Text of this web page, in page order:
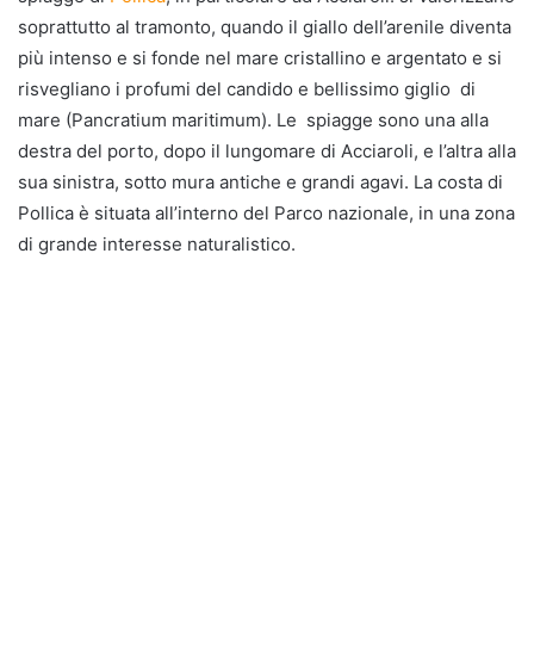
soprattutto al tramonto, quando il giallo dell’arenile diventa
più intenso e si fonde nel mare cristallino e argentato e si
risvegliano i profumi del candido e bellissimo giglio di
mare (Pancratium maritimum). Le spiagge sono una alla
destra del porto, dopo il lungomare di Acciaroli, e l’altra alla
sua sinistra, sotto mura antiche e grandi agavi. La costa di
Pollica è situata all’interno del Parco nazionale, in una zona
di grande interesse naturalistico.